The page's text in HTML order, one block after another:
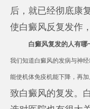
后，就已经彻底康
使白癜风反复发作
白癜风复发的人有哪
我们知道白癜风的发病与神
能使机体免疫机能下降，再
致白癜风的复发。